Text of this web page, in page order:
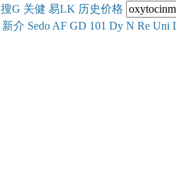
搜G 关健 易LK 历史价格
新介 Sedo AF GD 101 Dy N Re Uni